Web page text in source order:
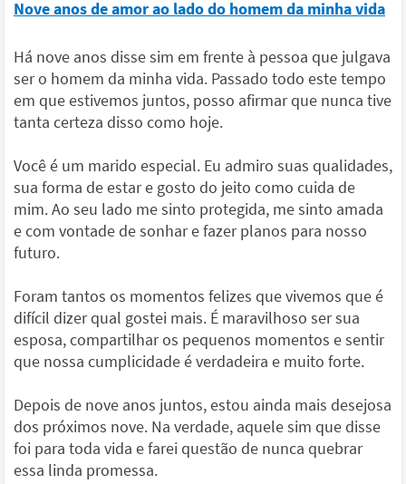
Nove anos de amor ao lado do homem da minha vida
Há nove anos disse sim em frente à pessoa que julgava
ser o homem da minha vida. Passado todo este tempo
em que estivemos juntos, posso afirmar que nunca tive
tanta certeza disso como hoje.
Você é um marido especial. Eu admiro suas qualidades,
sua forma de estar e gosto do jeito como cuida de
mim. Ao seu lado me sinto protegida, me sinto amada
e com vontade de sonhar e fazer planos para nosso
futuro.
Foram tantos os momentos felizes que vivemos que é
difícil dizer qual gostei mais. É maravilhoso ser sua
esposa, compartilhar os pequenos momentos e sentir
que nossa cumplicidade é verdadeira e muito forte.
Depois de nove anos juntos, estou ainda mais desejosa
dos próximos nove. Na verdade, aquele sim que disse
foi para toda vida e farei questão de nunca quebrar
essa linda promessa.